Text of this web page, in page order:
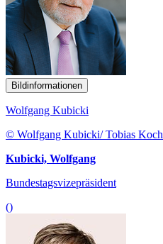
Bildinformationen
Wolfgang Kubicki
© Wolfgang Kubicki/ Tobias Koch
Kubicki, Wolfgang
Bundestagsvizepräsident
()